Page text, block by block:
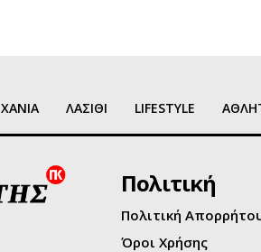
ΧΑΝΙΑ ΛΑΣΙΘΙ LIFESTYLE
Πολιτική
Πολιτική
Όροι Χρήσης